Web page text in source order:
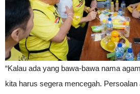
“Kalau ada yang bawa-bawa nama
kita harus segera mencegah.